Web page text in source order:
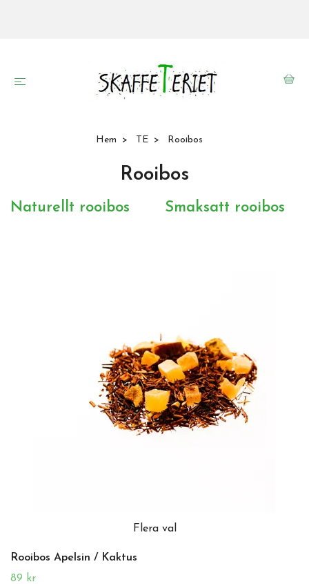
Hem TE Rooibos
Rooibos
Naturellt rooibos Smaksatt rooibos
Flera val
Rooibos Apelsin / Kaktus
89 kr